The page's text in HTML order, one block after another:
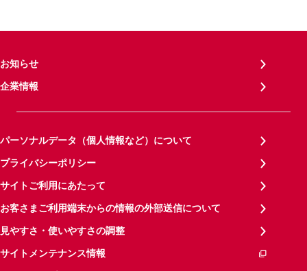
お知らせ
企業情報
パーソナルデータ（個人情報など）について
プライバシーポリシー
サイトご利用にあたって
お客さまご利用端末からの情報の外部送信について
見やすさ・使いやすさの調整
サイトメンテナンス情報